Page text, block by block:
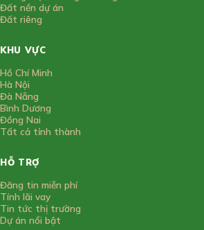
Đất nền dự án
Đất riêng
KHU VỰC
Hồ Chí Minh
Hà Nội
Đà Nẵng
Bình Dương
Đồng Nai
Tất cả tỉnh thành
HỖ TRỢ
Đăng tin miễn phí
Tính lãi vay
Tin tức thị trường
Dự án nổi bật